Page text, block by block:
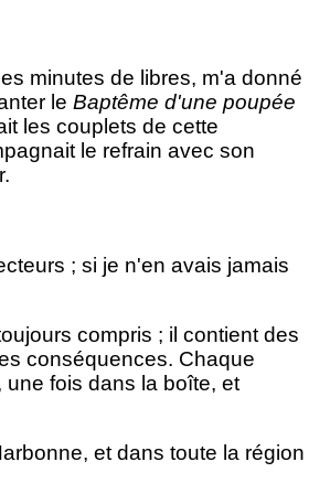
minutes de libres, m'a donné
le Baptême d'une poupée
les couplets de cette
le refrain avec son
; si je n'en avais jamais
compris ; il contient des
conséquences. Chaque
fois dans la boîte, et
et dans toute la région